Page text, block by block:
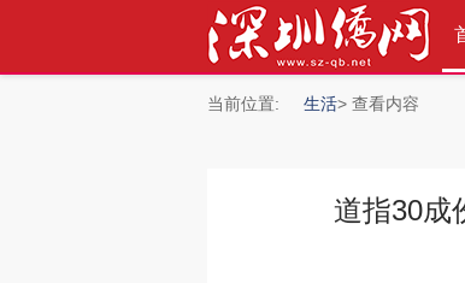
当前位置: 生活> 查看内容
道指30成